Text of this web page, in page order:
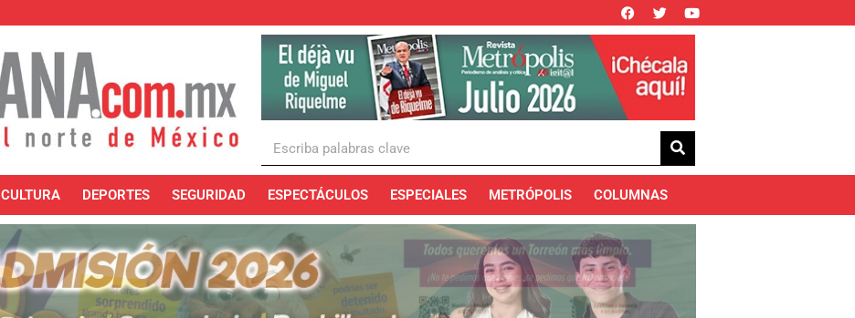
CULTURA DEPORTES SEGURIDAD ESPECTÁCULOS ESPECIALES METRÓPOLIS COLUMNAS